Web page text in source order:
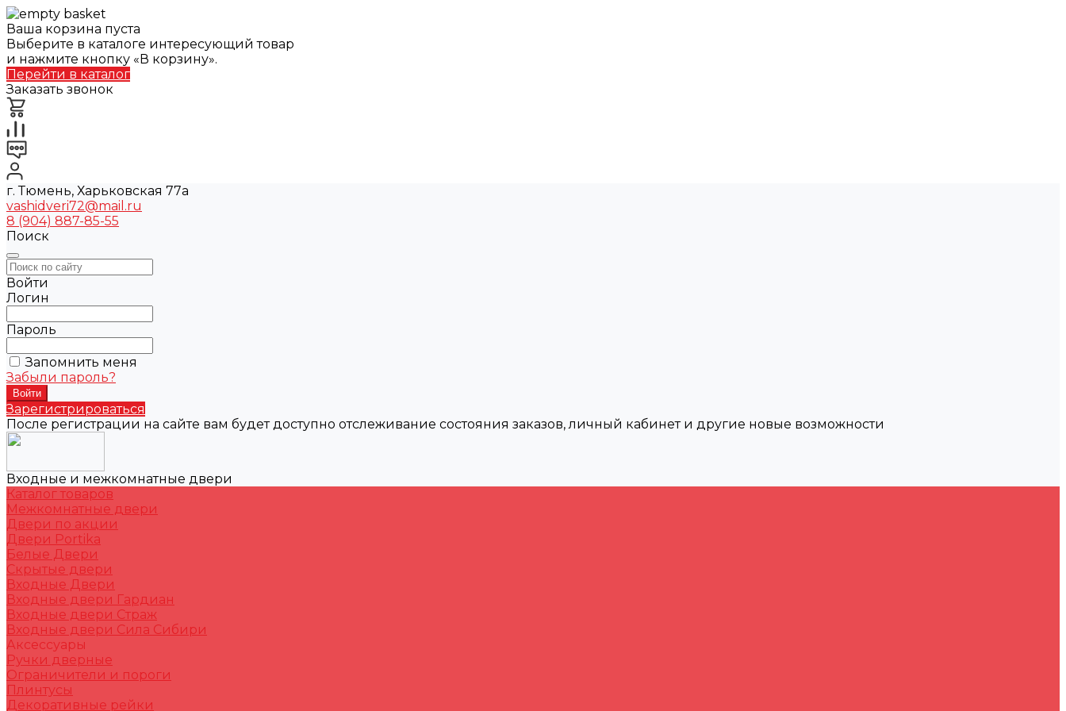
Ваша корзина пуста
Выберите в каталоге интересующий товар
и нажмите кнопку «В корзину».
Перейти в каталог
Заказать звонок
г. Тюмень, Харьковская 77а
vashidveri72@mail.ru
8 (904) 887-85-55
Поиск
Войти
Логин
Пароль
Запомнить меня
Забыли пароль?
Зарегистрироваться
После регистрации на сайте вам будет доступно отслеживание состояния заказов, личный кабинет и другие новые возможности
Входные и межкомнатные двери
Каталог товаров
Межкомнатные двери
Двери по акции
Двери Portika
Белые Двери
Скрытые двери
Входные Двери
Входные двери Гардиан
Входные двери Страж
Входные двери Сила Сибири
Аксессуары
Ручки дверные
Ограничители и пороги
Плинтусы
Декоративные рейки